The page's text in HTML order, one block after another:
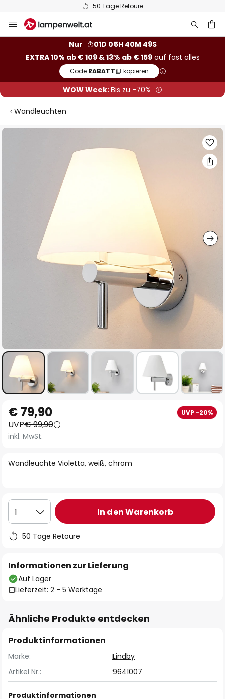
50 Tage Retoure
Inhalt
Nur
01D 05H 40M 48S
EXTRA 10% ab € 109 & 13% ab € 159auf fast alles
Code:RABATT kopieren
WOW Week:Bis zu -70%
Wandleuchten
Zum
Anfang
der
Bildgalerie
Wandleuchte Violetta, weiß, chrom
€ 79,90 UVP -20%
UVP€ 99,90
inkl. MwSt.
1 In den Warenkorb
50 Tage Retoure
Informationen zur Lieferung
Auf Lager
Lieferzeit: 2 - 5 Werktage
Ähnliche Produkte entdecken
Produktinformationen
Marke:
Lindby
Artikel Nr.:
9641007
Produktinformationen